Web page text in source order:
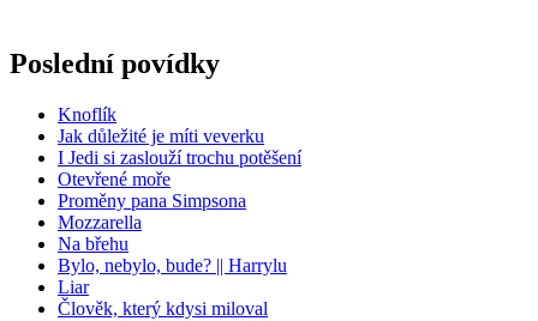
Poslední povídky
Knoflík
Jak důležité je míti veverku
I Jedi si zaslouží trochu potěšení
Otevřené moře
Proměny pana Simpsona
Mozzarella
Na břehu
Bylo, nebylo, bude? || Harrylu
Liar
Člověk, který kdysi miloval